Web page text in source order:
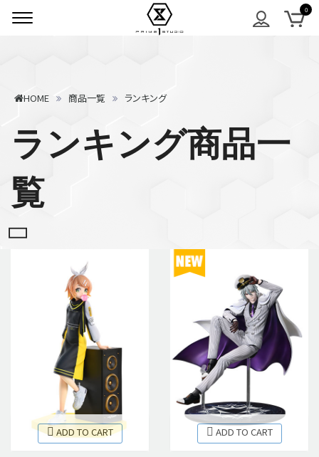
HOME 商品一覧 ランキング
ランキング商品一
覧
ADD TO CART ADD TO CART